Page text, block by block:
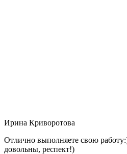
Ирина Криворотова
Отлично выполняете свою
довольны, респект!)